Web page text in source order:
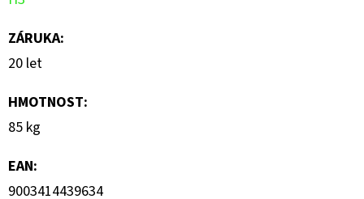
ZÁRUKA:
20 let
HMOTNOST:
85 kg
EAN:
9003414439634